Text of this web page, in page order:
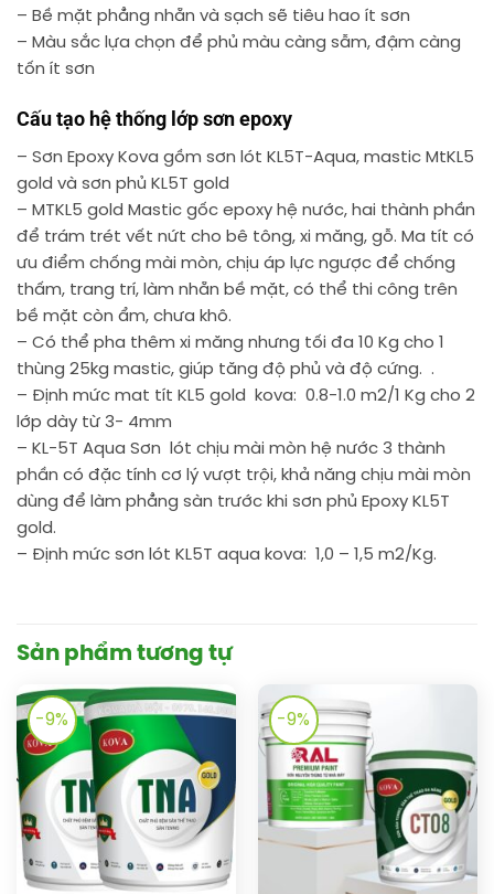
– Bề mặt phẳng nhẵn và sạch sẽ tiêu hao ít sơn
– Màu sắc lựa chọn để phủ màu càng sẫm, đậm càng
tốn ít sơn
Cấu tạo hệ thống lớp sơn epoxy
– Sơn Epoxy Kova gồm sơn lót KL5T-Aqua, mastic MtKL5
gold và sơn phủ KL5T gold
– MTKL5 gold Mastic gốc epoxy hệ nước, hai thành phần
để trám trét vết nứt cho bê tông, xi măng, gỗ. Ma tít có
ưu điểm chống mài mòn, chịu áp lực ngược để chống
thấm, trang trí, làm nhẵn bề mặt, có thể thi công trên
bề mặt còn ẩm, chưa khô.
– Có thể pha thêm xi măng nhưng tối đa 10 Kg cho 1
thùng 25kg mastic, giúp tăng độ phủ và độ cứng. .
– Định mức mat tít KL5 gold kova: 0.8-1.0 m2/1 Kg cho 2
lớp dày từ 3- 4mm
– KL-5T Aqua Sơn lót chịu mài mòn hệ nước 3 thành
phần có đặc tính cơ lý vượt trội, khả năng chịu mài mòn
dùng để làm phẳng sàn trước khi sơn phủ Epoxy KL5T
gold.
– Định mức sơn lót KL5T aqua kova: 1,0 – 1,5 m2/Kg.
Sản phẩm tương tự
-9% -9%